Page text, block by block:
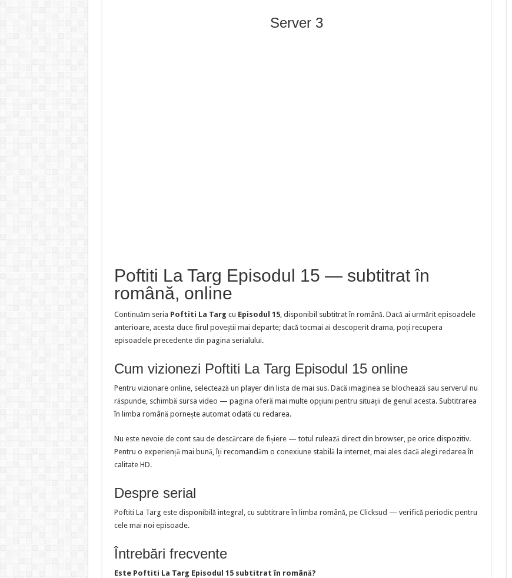
Server 3
Poftiti La Targ Episodul 15 — subtitrat în
română, online
Continuăm seria Poftiti La Targ cu Episodul 15, disponibil subtitrat în română. Dacă ai urmărit episoadele
anterioare, acesta duce firul poveștii mai departe; dacă tocmai ai descoperit drama, poți recupera
episoadele precedente din pagina serialului.
Cum vizionezi Poftiti La Targ Episodul 15 online
Pentru vizionare online, selectează un player din lista de mai sus. Dacă imaginea se blochează sau serverul nu
răspunde, schimbă sursa video — pagina oferă mai multe opțiuni pentru situații de genul acesta. Subtitrarea
în limba română pornește automat odată cu redarea.
Nu este nevoie de cont sau de descărcare de fișiere — totul rulează direct din browser, pe orice dispozitiv.
Pentru o experiență mai bună, îți recomandăm o conexiune stabilă la internet, mai ales dacă alegi redarea în
calitate HD.
Despre serial
Poftiti La Targ este disponibilă integral, cu subtitrare în limba română, pe Clicksud — verifică periodic pentru
cele mai noi episoade.
Întrebări frecvente
Este Poftiti La Targ Episodul 15 subtitrat în română?